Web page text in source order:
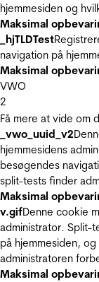
hjemmesiden og
Maksimal
_hjTLDTest
navigation på
Maksimal
VWO
2
Få mere at vide om
_vwo_uuid_v2
hjemmesidens
besøgendes
split-tests finder
Maksimal
v.gifDenne cookie
administrator. Split-
på hjemmesiden,
administratoren
Maksimal